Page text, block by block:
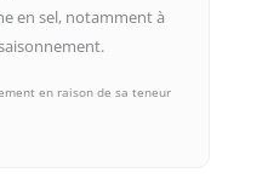
en sel, notamment à
en raison de sa teneur